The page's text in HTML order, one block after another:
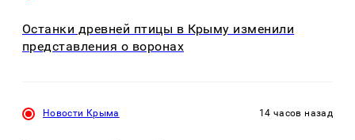
Останки древней птицы в Крыму изменили
представления о воронах
Новости Крыма 14 часов назад